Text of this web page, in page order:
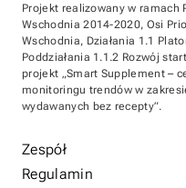
Projekt realizowany w ramach
Wschodnia 2014-2020, Osi
Wschodnia, Działania 1.1
Poddziałania 1.1.2 Rozwój
projekt „Smart Supplement –
monitoringu trendów w
wydawanych bez recepty”.
Zespół
Regulamin